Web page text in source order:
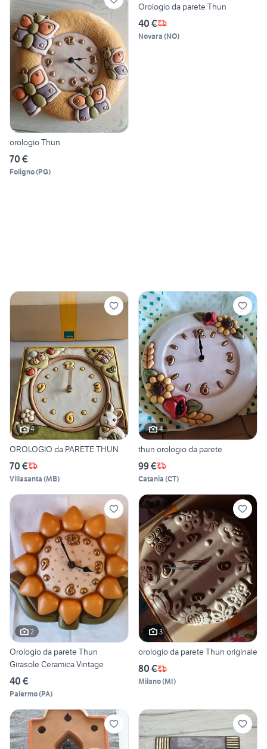
orologio Thun
70 €
Foligno(PG)
Orologio da parete Thun
40 €
Novara (NO)
4
OROLOGIO da PARETE THUN
70 €
Villasanta (MB)
4
thun orologio da parete
99 €
Catania (CT)
2
Orologio da parete Thun
Girasole Ceramica Vintage
40 €
Palermo(PA)
3
orologio da parete Thun originale
80 €
Milano(MI)